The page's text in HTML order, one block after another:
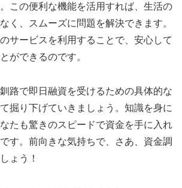
この便利な機能を活用すれば、生活の
く、スムーズに問題を解決できます。
サービスを利用することで、安心して
ができるのです。
路で即日融資を受けるための具体的な
掘り下げていきましょう。知識を身に
たも驚きのスピードで資金を手に入れ
す。前向きな気持ちで、さあ、資金調
ょう！